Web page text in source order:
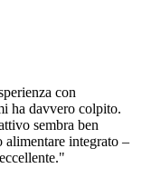
con
ha davvero colpito.
sembra ben
alimentare integrato –
"